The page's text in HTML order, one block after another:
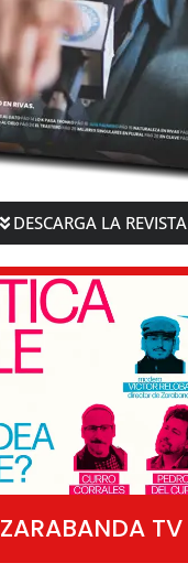
DESCARGA LA REVISTA
ZARABANDA TV